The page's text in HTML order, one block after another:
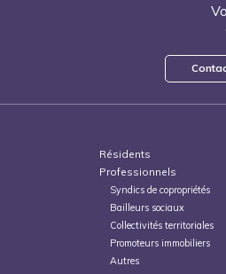
Résidents
Professionnels
Syndics de copropriétés
Bailleurs sociaux
Collectivités territoriales
Promoteurs immobiliers
Autres